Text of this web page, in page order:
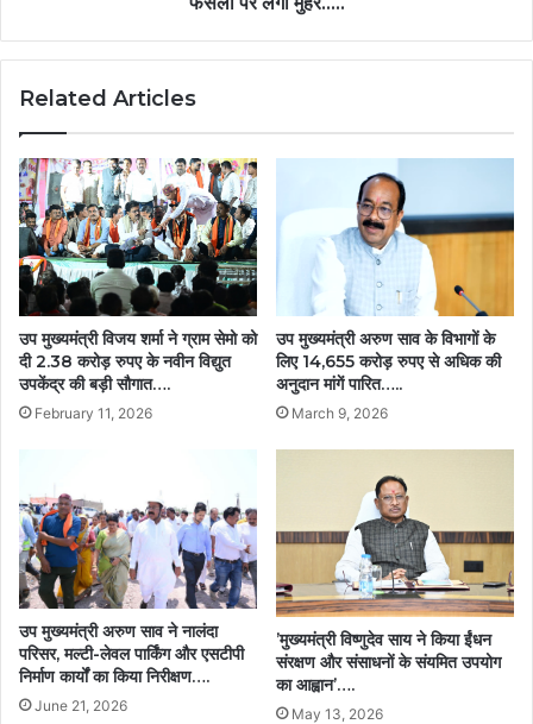
मुहर…..
Related Articles
उप मुख्यमंत्री विजय शर्मा ने ग्राम सेमो को
दी 2.38 करोड़ रुपए के नवीन विद्युत
उपकेंद्र की बड़ी सौगात….
February 11, 2026
उप मुख्यमंत्री अरुण साव के विभागों के
लिए 14,655 करोड़ रुपए से अधिक की
अनुदान मांगें पारित…..
March 9, 2026
उप मुख्यमंत्री अरुण साव ने नालंदा
परिसर, मल्टी-लेवल पार्किंग और एसटीपी
निर्माण कार्यों का किया निरीक्षण….
June 21, 2026
’मुख्यमंत्री विष्णुदेव साय ने किया ईंधन
संरक्षण और संसाधनों के संयमित उपयोग
का आह्वान’….
May 13, 2026